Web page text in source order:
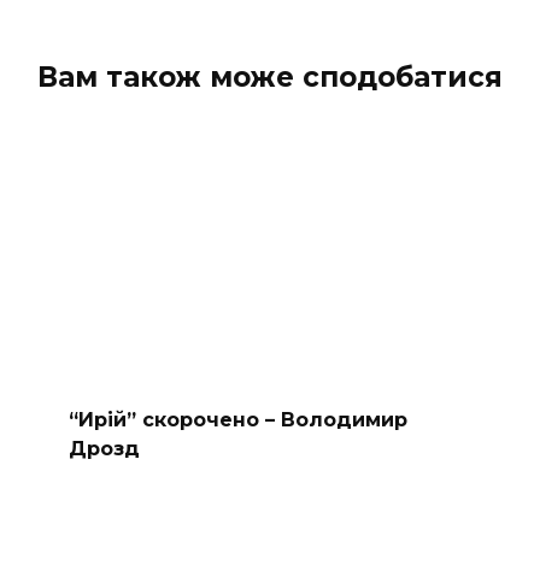
Вам також може сподобатися
“Ирій” скорочено – Володимир
Дрозд